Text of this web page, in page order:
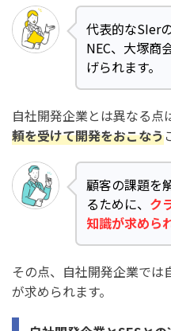
代表的なSIer
NEC、大塚商
げられます。
自社開発企業とは異なる点
頼を受けて開発をおこなう
顧客の課題を
るために、 ク
知識が求めら
その点、自社開発企業で
が求められます。